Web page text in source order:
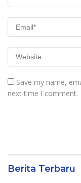
Save my name,
next time I comment.
Berita Terbaru